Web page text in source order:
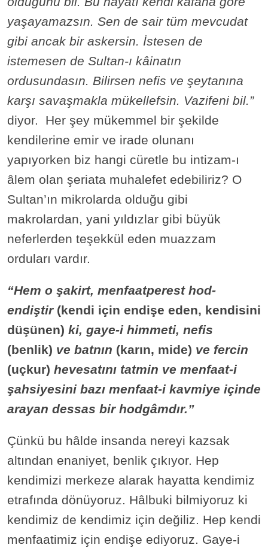
yaşayamazsın. Sen de sair tüm mevcudat
gibi ancak bir askersin. İstesen de
istemesen de Sultan-ı kâinatın
ordusundasın. Bilirsen nefis ve şeytanına
karşı savaşmakla mükellefsin. Vazifeni bil.”
diyor. Her şey mükemmel bir şekilde
kendilerine emir ve irade olunanı
yapıyorken biz hangi cüretle bu intizam-ı
âlem olan şeriata muhalefet edebiliriz? O
Sultan’ın mikrolarda olduğu gibi
makrolardan, yani yıldızlar gibi büyük
neferlerden teşekkül eden muazzam
orduları vardır.
“Hem o şakirt, menfaatperest hod-
endiştir (kendi için endişe eden, kendisini
düşünen) ki, gaye-i himmeti, nefis
(benlik) ve batnın (karın, mide) ve fercin
(uçkur) hevesatını tatmin ve menfaat-i
şahsiyesini bazı menfaat-i kavmiye içinde
arayan dessas bir hodgâmdır.”
Çünkü bu hâlde insanda nereyi kazsak
altından enaniyet, benlik çıkıyor. Hep
kendimizi merkeze alarak hayatta kendimiz
etrafında dönüyoruz. Hâlbuki bilmiyoruz ki
kendimiz de kendimiz için değiliz. Hep kendi
menfaatimiz için endişe ediyoruz. Gaye-i